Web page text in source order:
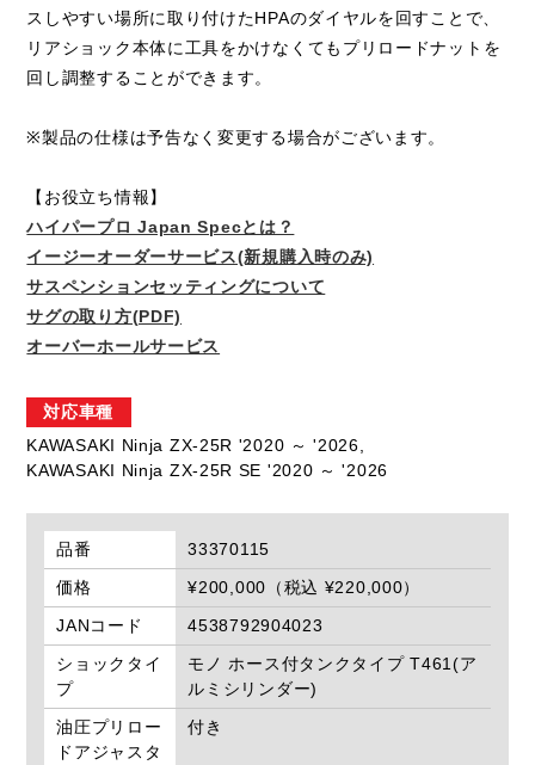
スしやすい場所に取り付けたHPAのダイヤルを回すことで、
リアショック本体に工具をかけなくてもプリロードナットを
回し調整することができます。
※製品の仕様は予告なく変更する場合がございます。
【お役立ち情報】
ハイパープロ Japan Specとは？
イージーオーダーサービス(新規購入時のみ)
サスペンションセッティングについて
サグの取り方(PDF)
オーバーホールサービス
対応車種
KAWASAKI Ninja ZX-25R '2020 ～ '2026,
KAWASAKI Ninja ZX-25R SE '2020 ～ '2026
品番
33370115
価格
¥200,000（税込 ¥220,000）
JANコード
4538792904023
ショックタイ
プ
モノ ホース付タンクタイプ T461(ア
ルミシリンダー)
油圧プリロー
ドアジャスタ
付き